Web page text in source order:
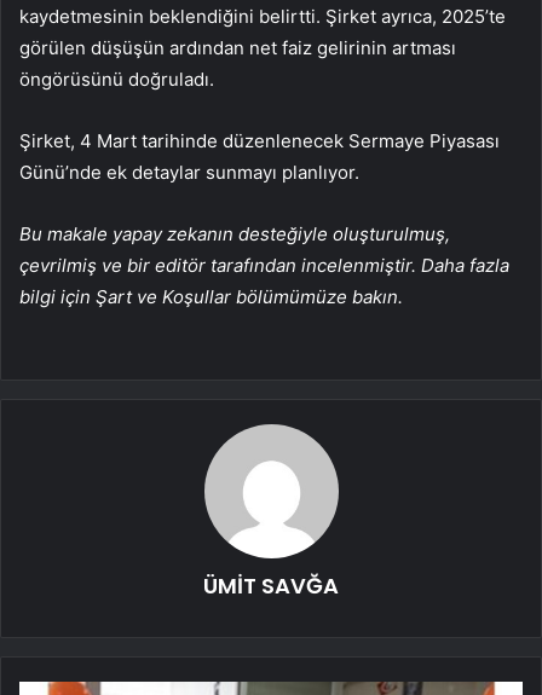
kaydetmesinin beklendiğini belirtti. Şirket ayrıca, 2025’te
görülen düşüşün ardından net faiz gelirinin artması
öngörüsünü doğruladı.
Şirket, 4 Mart tarihinde düzenlenecek Sermaye Piyasası
Günü’nde ek detaylar sunmayı planlıyor.
Bu makale yapay zekanın desteğiyle oluşturulmuş,
çevrilmiş ve bir editör tarafından incelenmiştir. Daha fazla
bilgi için Şart ve Koşullar bölümümüze bakın.
ÜMİT SAVĞA